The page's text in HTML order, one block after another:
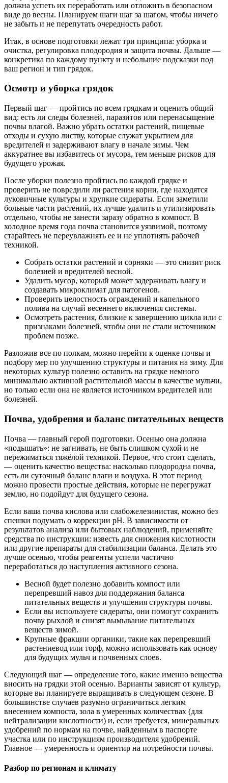
должна успеть их переработать или отложить в безопасном
виде до весны. Планируем шаги шаг за шагом, чтобы ничего
не забыть и не перепутать очередность работ.
Итак, в основе подготовки лежат три принципа: уборка и
очистка, регулировка плодородия и защита почвы. Дальше —
конкретика по каждому пункту и небольшие подсказки под
ваш регион и тип грядок.
Осмотр и уборка грядок
Первый шаг — пройтись по всем грядкам и оценить общий
вид: есть ли следы болезней, паразитов или перенасыщение
почвы влагой. Важно убрать остатки растений, пищевые
отходы и сухую листву, которые служат укрытием для
вредителей и задерживают влагу в начале зимы. Чем
аккуратнее вы избавитесь от мусора, тем меньше рисков для
будущего урожая.
После уборки полезно пройтись по каждой грядке и
проверить не повредили ли растения корни, где находятся
луковичные культуры и хрупкие сидераты. Если заметили
больные части растений, их лучше удалить и утилизировать
отдельно, чтобы не занести заразу обратно в компост. В
холодное время года почва становится уязвимой, поэтому
старайтесь не переувлажнять ее и не уплотнять рабочей
техникой.
Собрать остатки растений и сорняки — это снизит риск
болезней и вредителей весной.
Удалить мусор, который может задерживать влагу и
создавать микроклимат для патогенов.
Проверить целостность ограждений и капельного
полива на случай весеннего включения системы.
Осмотреть растения, близкие к завершению цикла или с
признаками болезней, чтобы они не стали источником
проблем позже.
Разложив все по полкам, можно перейти к оценке почвы и
подбору мер по улучшению структуры и питания на зиму. Для
некоторых культур полезно оставить на грядке немного
минимально активной растительной массы в качестве мульчи,
но только если она не является источником вредителей или
болезней.
Почва, удобрения и баланс питательных веществ
Почва — главный герой подготовки. Осенью она должна
«подышать»: не загнивать, не быть слишком сухой и не
пережиматься тяжёлой техникой. Первое, что стоит сделать,
— оценить качество вещества: насколько плодородна почва,
есть ли суточный баланс влаги и воздуха. В этот период
можно провести простые действия, которые не перегружат
землю, но подойдут для будущего сезона.
Если ваша почва кислова или слабожелезинистая, можно без
спешки подумать о коррекции pH. В зависимости от
результатов анализа или бытовых наблюдений, применяйте
средства по инструкции: известь для снижения кислотности
или другие препараты для стабилизации баланса. Делать это
лучше осенью, чтобы реагенты успели частично
переработаться до наступления активного сезона.
Весной будет полезно добавить компост или
перепревший навоз для поддержания баланса
питательных веществ и улучшения структуры почвы.
Если вы используете сидераты, они помогут сохранить
почву рыхлой и снизят вымывание питательных
веществ зимой.
Крупные фракции органики, такие как перепревший
растениевод или торф, можно использовать как основу
для будущих мульч и почвенных слоев.
Следующий шаг — определение того, какие именно вещества
вносить на грядки этой осенью. Варианты зависят от культур,
которые вы планируете выращивать в следующем сезоне. В
большинстве случаев разумно ограничиться легким
внесением компоста, зола в умеренных количествах (для
нейтрализации кислотности) и, если требуется, минеральных
удобрений по нормам на почве, найденным в паспорте
участка или по инструкциям производителя удобрений.
Главное — умеренность и ориентир на потребности почвы.
Разбор по регионам и климату